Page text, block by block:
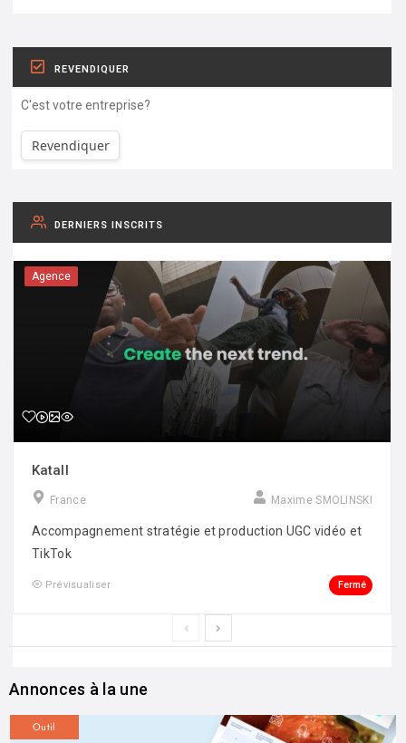
REVENDIQUER
C'est votre entreprise?
Revendiquer
DERNIERS INSCRITS
Agence
Katall
France Maxime SMOLINSKI
Accompagnement stratégie et production UGC vidéo et
TikTok
Prévisualiser Fermé
Annonces à la une
Outil